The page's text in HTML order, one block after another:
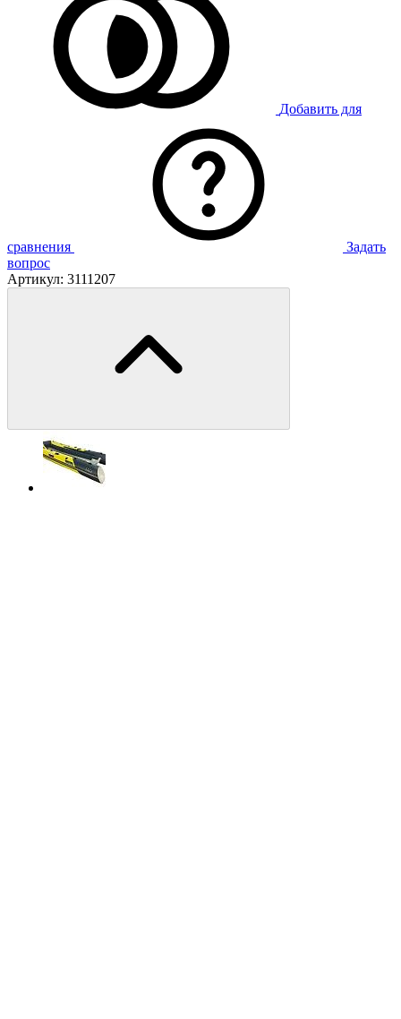
Добавить для
сравнения
Задать
вопрос
Артикул: 3111207